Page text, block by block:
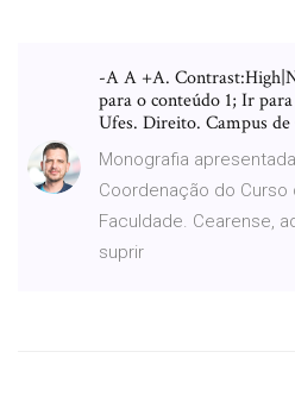
-A A +A.
para o conteúdo 1; Ir
Ufes. Direito. Campus
Monografia
Coordenação do
Faculdade. Cearense,
suprir